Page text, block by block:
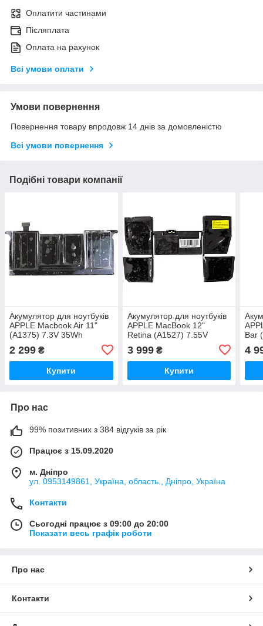
Оплатити частинами
Післяплата
Оплата на рахунок
Всі умови оплати
Умови повернення
Повернення товару впродовж 14 днів за домовленістю
Всі умови повернення
Подібні товари компанії
Акумулятор для ноутбуків
APPLE Macbook Air 11"
(A1375) 7.3V 35Wh
2 299 ₴
Купити
Акумулятор для ноутбуків
APPLE MacBook 12"
Retina (A1527) 7.55V
3 999₴
Купити
Bar
4
Про нас
99% позитивних з 384 відгуків за рік
Працює з 15.09.2020
м. Дніпро
ул. 0953149861, Україна, область., Дніпро, Україна
Контакти
Сьогодні працює з 09:00 до 20:00
Показати весь графік роботи
Про нас
Контакти